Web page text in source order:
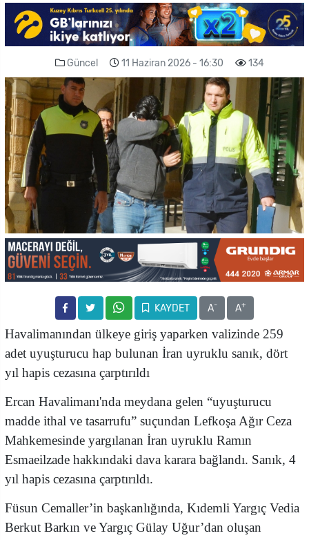
Güncel 11 Haziran 2026 - 16:30 134
KAYDET A- A+
Havalimanından ülkeye giriş yaparken valizinde 259
adet uyuşturucu hap bulunan İran uyruklu sanık, dört
yıl hapis cezasına çarptırıldı
Ercan Havalimanı'nda meydana gelen “uyuşturucu
madde ithal ve tasarrufu” suçundan Lefkoşa Ağır Ceza
Mahkemesinde yargılanan İran uyruklu Ramın
Esmaeilzade hakkındaki dava karara bağlandı. Sanık, 4
yıl hapis cezasına çarptırıldı.
Füsun Cemaller’in başkanlığında, Kıdemli Yargıç Vedia
Berkut Barkın ve Yargıç Gülay Uğur’dan oluşan